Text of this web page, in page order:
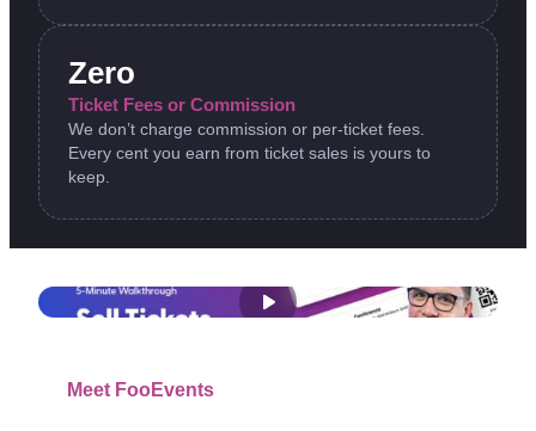
Zero
Ticket Fees or Commission
We don’t charge commission or per-ticket fees.
Every cent you earn from ticket sales is yours to
keep.
Meet FooEvents